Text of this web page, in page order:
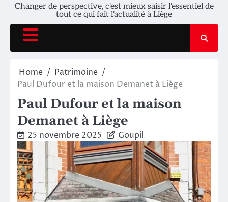
Changer de perspective, c'est mieux saisir l'essentiel de
tout ce qui fait l'actualité à Liège
Home
Patrimoine
Paul Dufour et la maison Demanet à Liège
Paul Dufour et la maison
Demanet à Liège
25 novembre 2025 Goupil